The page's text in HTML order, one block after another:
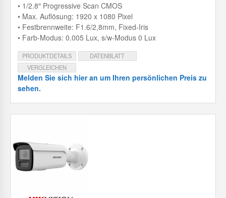
• 1/2.8″ Progressive Scan CMOS
• Max. Auflösung: 1920 x 1080 Pixel
• Festbrennweite: F1.6/2,8mm, Fixed-Iris
• Farb-Modus: 0.005 Lux, s/w-Modus 0 Lux
PRODUKTDETAILS
DATENBLATT
VERGLEICHEN
Melden Sie sich hier an um Ihren persönlichen Preis zu
sehen.